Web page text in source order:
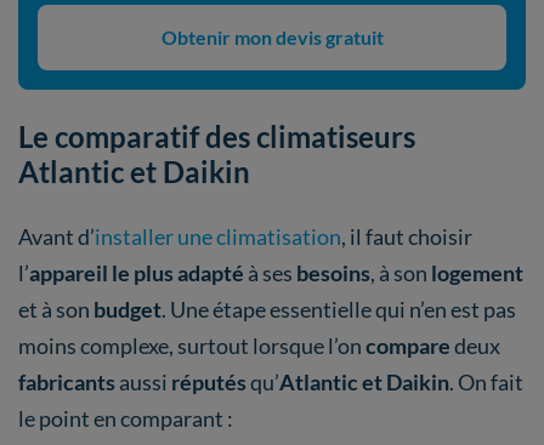
Obtenir mon devis gratuit
Le comparatif des climatiseurs
Atlantic et Daikin
Avant d’installer une climatisation, il faut choisir
l’appareil le plus adapté à ses besoins, à son logement
et à son budget. Une étape essentielle qui n’en est pas
moins complexe, surtout lorsque l’oncomparedeux
fabricants aussi réputésqu’Atlantic et Daikin. On fait
le point en comparant :